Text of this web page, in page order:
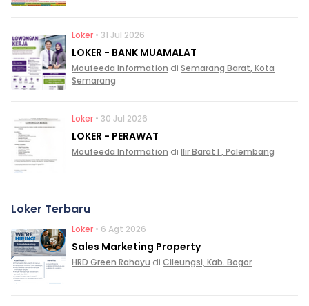
Loker • 31 Jul 2026
LOKER - BANK MUAMALAT
Moufeeda Information di Semarang Barat, Kota
Semarang
Loker • 30 Jul 2026
LOKER - PERAWAT
Moufeeda Information di Ilir Barat I , Palembang
Loker Terbaru
Loker • 6 Agt 2026
Sales Marketing Property
HRD Green Rahayu di Cileungsi, Kab. Bogor